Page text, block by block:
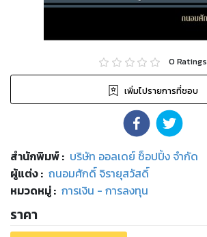
0 Ratings
เพิ่มไปรายการที่ชอบ
สำนักพิมพ์: บริษัท ออลเดย์ ช็อปปิ้ง จำกัด
ผู้แต่ง : ถนอมศักดิ์ จิรายุสวัสดิ์
หมวดหมู่: การเงิน - การลงทุน
ราคา